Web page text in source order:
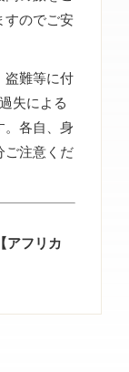
すのでご安
盗難等に付
失による
。各自、身
ご注意くだ
アフリカ